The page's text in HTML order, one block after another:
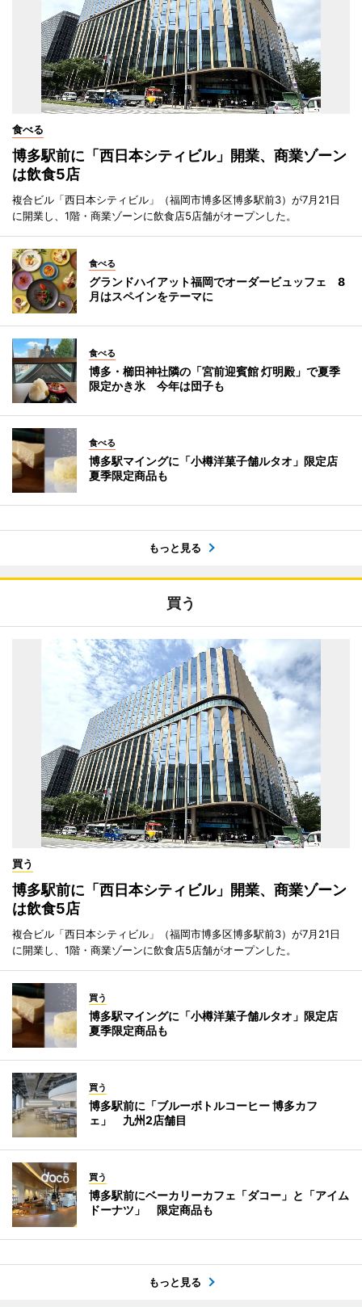
食べる
博多駅前に「西日本シティビル」開業、商業ゾーン
は飲食5店
複合ビル「西日本シティビル」（福岡市博多区博多駅前3）が7月21日
に開業し、1階・商業ゾーンに飲食店5店舗がオープンした。
食べる
グランドハイアット福岡でオーダービュッフェ 8
月はスペインをテーマに
食べる
博多・櫛田神社隣の「宮前迎賓館 灯明殿」で夏季
限定かき氷 今年は団子も
食べる
博多駅マイングに「小樽洋菓子舗ルタオ」限定店
夏季限定商品も
もっと見る
買う
買う
博多駅前に「西日本シティビル」開業、商業ゾーン
は飲食5店
複合ビル「西日本シティビル」（福岡市博多区博多駅前3）が7月21日
に開業し、1階・商業ゾーンに飲食店5店舗がオープンした。
買う
博多駅マイングに「小樽洋菓子舗ルタオ」限定店
夏季限定商品も
買う
博多駅前に「ブルーボトルコーヒー 博多カフ
ェ」 九州2店舗目
買う
博多駅前にベーカリーカフェ「ダコー」と「アイム
ドーナツ」 限定商品も
もっと見る